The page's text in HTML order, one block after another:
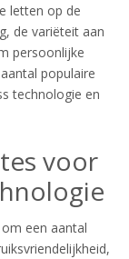
letten op de
de variëteit aan
persoonlijke
populaire
technologie en
voor
een aantal